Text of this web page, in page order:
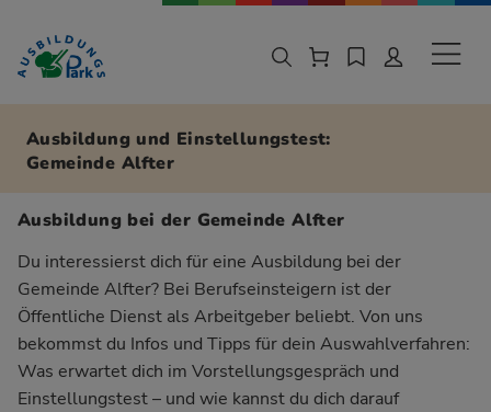
Zur Navigation springen
Zu den Hauptinhalten springen
Ausbildung und Einstellungstest:
Gemeinde Alfter
Ausbildung bei der Gemeinde Alfter
Du interessierst dich für eine Ausbildung bei der
Gemeinde Alfter? Bei Berufseinsteigern ist der
Öffentliche Dienst als Arbeitgeber beliebt. Von uns
bekommst du Infos und Tipps für dein Auswahlverfahren:
Was erwartet dich im Vorstellungsgespräch und
Einstellungstest – und wie kannst du dich darauf